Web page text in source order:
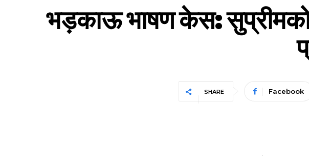
भड़काऊ भाषण केस:
SHARE Facebook